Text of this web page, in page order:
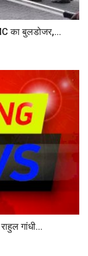
का बुलडोजर,...
गांधी...